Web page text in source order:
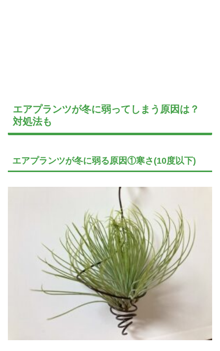
エアプランツが冬に弱ってしまう原因は？
対処法も
エアプランツが冬に弱る原因①寒さ(10度以下)